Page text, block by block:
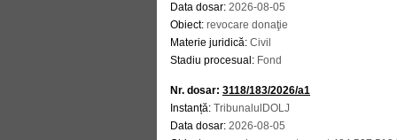
Data dosar: 2026-08-05
Obiect: revocare donaţie
Materie juridică: Civil
Stadiu procesual: Fond
Nr. dosar: 3118/183/2026/a1
Instanță: TribunalulDOLJ
Data dosar: 2026-08-05